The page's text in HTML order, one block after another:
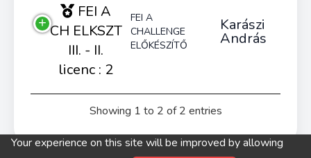
FEI A
CH ELKSZT
III. - II.
licenc : 2
FEI A
CHALLENGE
ELŐKÉSZÍTŐ
Karászi
András
Showing 1 to 2 of 2 entries
Your experience on this site will be improved by allowing